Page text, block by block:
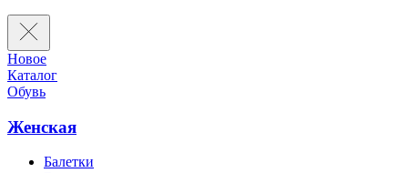
Новое
Каталог
Обувь
Женская
Балетки